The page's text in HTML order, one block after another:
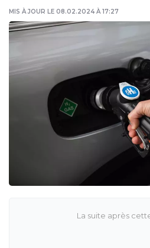
MIS À JOUR LE 08.02.2024 À 17:27